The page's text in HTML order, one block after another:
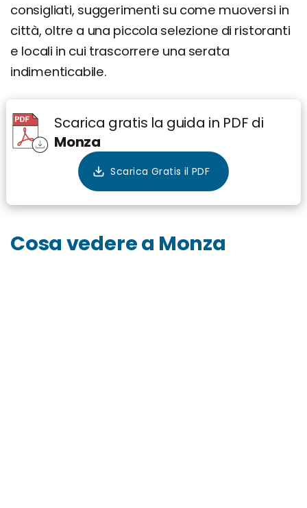
consigliati, suggerimenti su come muoversi in
città, oltre a una piccola selezione di ristoranti
e locali in cui trascorrere una serata
indimenticabile.
Scarica gratis la guida in PDF di
Monza
Cosa vedere a Monza